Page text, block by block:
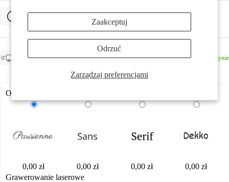
Zarządzaj preferencjami
Zaakceptuj
Odrzuć
Określ rozmiar pierścionka
OCZEKIWANA DOSTAWA
Dostępny w magazynie - Oczekiwana dostawa:
Dostępny w magazynie
Opcje grawerowania:
0,00 zł 0,00 zł 0,00 zł
0,00 zł
Grawerowanie laserowe